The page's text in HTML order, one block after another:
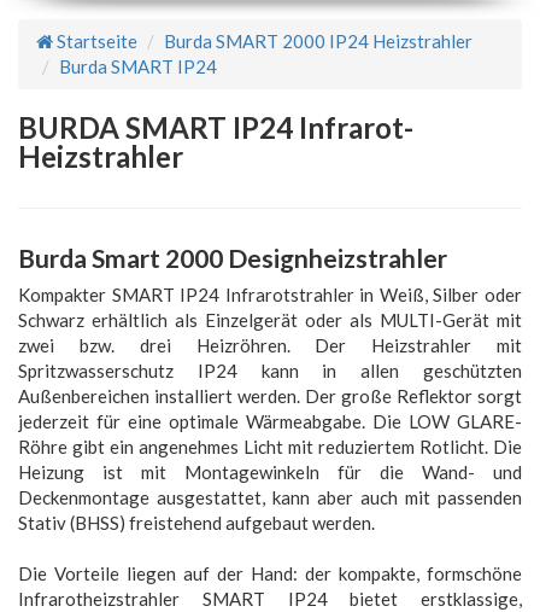
Startseite
Burda SMART 2000 IP24 Heizstrahler
Burda SMART IP24
BURDA SMART IP24 Infrarot-
Heizstrahler
Burda Smart 2000 Designheizstrahler
Kompakter SMART IP24 Infrarotstrahler in Weiß, Silber oder
Schwarz erhältlich als Einzelgerät oder als MULTI-Gerät mit
zwei bzw. drei Heizröhren. Der Heizstrahler mit
Spritzwasserschutz IP24 kann in allen geschützten
Außenbereichen installiert werden. Der große Reflektor sorgt
jederzeit für eine optimale Wärmeabgabe. Die LOW GLARE-
Röhre gibt ein angenehmes Licht mit reduziertem Rotlicht. Die
Heizung ist mit Montagewinkeln für die Wand- und
Deckenmontage ausgestattet, kann aber auch mit passenden
Stativ (BHSS) freistehend aufgebaut werden.
Die Vorteile liegen auf der Hand: der kompakte, formschöne
Infrarotheizstrahler SMART IP24 bietet erstklassige,